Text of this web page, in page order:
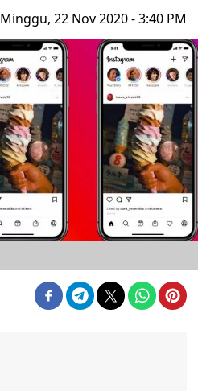
Minggu, 22 Nov 2020 - 3:40 PM